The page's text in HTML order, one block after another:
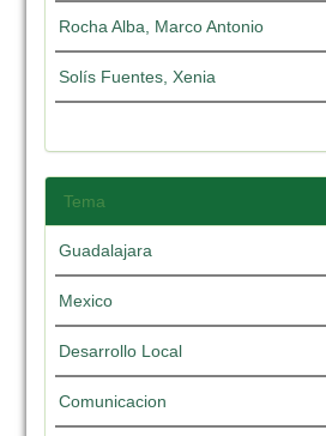
Rocha Alba, Marco Antonio
Solís Fuentes, Xenia
Tema
Guadalajara
Mexico
Desarrollo Local
Comunicacion